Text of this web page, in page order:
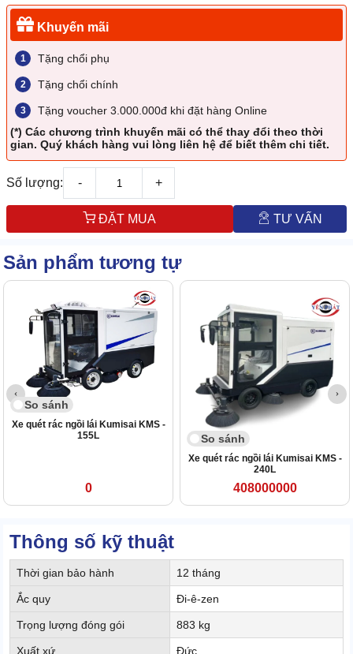
Khuyến mãi
Tặng chổi phụ
Tặng chổi chính
Tặng voucher 3.000.000đ khi đặt hàng Online
(*) Các chương trình khuyến mãi có thể thay đổi theo thời
gian. Quý khách hàng vui lòng liên hệ để biết thêm chi tiết.
Số lượng: - +
ĐẶT MUA TƯ VẤN
Sản phẩm tương tự
So sánh
Xe quét rác ngồi lái Kumisai KMS -
155L
0
So sánh
Xe quét rác ngồi lái Kumisai KMS -
240L
408000000
Thông số kỹ thuật
Thời gian bảo hành 12 tháng
Ắc quy Đi-ê-zen
Trọng lượng đóng gói 883 kg
Xuất xứ Đức